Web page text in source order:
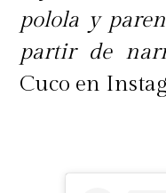
polola y
partir de
Cuco en